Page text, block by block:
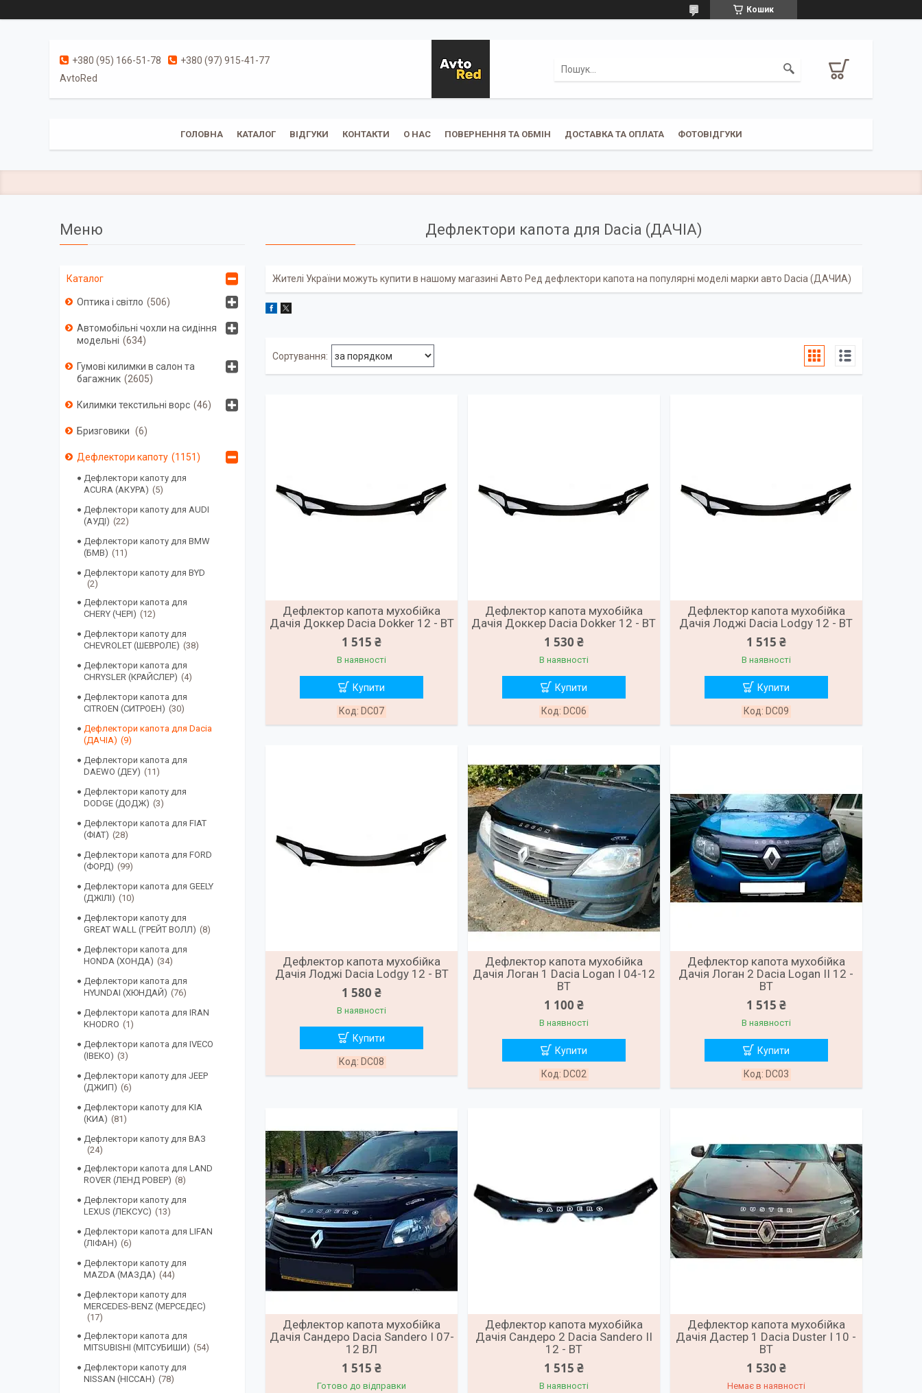
Кошик
+380 (95) 166-51-78
+380 (97) 915-41-77
AvtoRed
ГОЛОВНА КАТАЛОГ ВІДГУКИ КОНТАКТИ О НАС ПОВЕРНЕННЯ ТА ОБМІН ДОСТАВКА ТА ОПЛАТА ФОТОВІДГУКИ
Дефлектори капота для Dacia (ДАЧІА)
Жителі України можуть купити в нашому магазині Авто Ред дефлектори капота на популярні моделі марки авто Dacia (ДАЧИА)
Дефлектор капота мухобійка
Дачія Доккер Dacia Dokker 12 - ВТ
1 515 ₴
В наявності
Купити
DC07
Дефлектор капота мухобійка
Дачія Доккер Dacia Dokker 12 - ВТ
1 530 ₴
В наявності
Купити
DC06
Дефлектор капота мухобійка
Дачія Лоджі Dacia Lodgy 12 - ВТ
1 515 ₴
В наявності
Купити
DC09
Дефлектор капота мухобійка
Дачія Лоджі Dacia Lodgy 12 - ВТ
1 580 ₴
В наявності
Купити
DC08
Дефлектор капота мухобійка
Дачія Логан 1 Dacia Logan I 04-12
ВТ
1 100 ₴
В наявності
Купити
DC02
Дефлектор капота мухобійка
Дачія Логан 2 Dacia Logan II 12 -
ВТ
1 515 ₴
В наявності
Купити
DC03
Дефлектор капота мухобійка
Дачія Сандеро Dacia Sandero I 07-
12 ВЛ
1 515 ₴
Готово до відправки
Дефлектор капота мухобійка
Дачія Сандеро 2 Dacia Sandero II
12 - ВТ
1 515 ₴
В наявності
Дефлектор капота мухобійка
Дачія Дастер 1 Dacia Duster I 10 -
ВТ
1 530 ₴
Немає в наявності
Каталог
Оптика і світло 506
Автомобільні чохли на сидіння
модельні
634
Гумові килимки в салон та
багажник
2605
Килимки текстильні ворс 46
Бризговики 6
Дефлектори капоту 1151
Дефлектори капоту для
ACURA (АКУРА)
5
Дефлектори капоту для AUDI
(АУДІ)
22
Дефлектори капоту для BMW
(БМВ)
11
Дефлектори капоту для BYD
2
Дефлектори капота для
CHERY (ЧЕРІ)
12
Дефлектори капоту для
CHEVROLET (ШЕВРОЛЕ)
38
Дефлектори капота для
CHRYSLER (КРАЙСЛЕР)
4
Дефлектори капота для
CITROEN (СИТРОЕН)
30
Дефлектори капота для Dacia
(ДАЧІА)
9
Дефлектори капота для
DAEWO (ДЕУ)
11
Дефлектори капоту для
DODGE (ДОДЖ)
3
Дефлектори капота для FIAT
(ФІАТ)
28
Дефлектори капота для FORD
(ФОРД)
99
Дефлектори капота для GEELY
(ДЖІЛІ)
10
Дефлектори капоту для
GREAT WALL (ГРЕЙТ ВОЛЛ)
8
Дефлектори капота для
HONDA (ХОНДА)
34
Дефлектори капота для
HYUNDAI (ХЮНДАЙ)
76
Дефлектори капота для IRAN
KHODRO
1
Дефлектори капота для IVECO
(ІВЕКО)
3
Дефлектори капоту для JEEP
(ДЖИП)
6
Дефлектори капоту для KIA
(КИА)
81
Дефлектори капоту для ВАЗ
24
Дефлектори капота для LAND
ROVER (ЛЕНД РОВЕР)
8
Дефлектори капоту для
LEXUS (ЛЕКСУС)
13
Дефлектори капота для LIFAN
(ЛІФАН)
6
Дефлектори капоту для
MAZDA (МАЗДА)
44
Дефлектори капоту для
MERCEDES-BENZ (МЕРСЕДЕС)
17
Дефлектори капота для
MITSUBISHI (МІТСУБИШИ)
54
Дефлектори капоту для
NISSAN (НІССАН)
78